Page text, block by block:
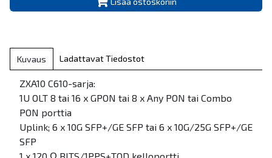
Kuvaus Ladattavat Tiedostot
ZXA10 C610-sarja:
1U OLT 8 tai 16 x GPON tai 8 x Any PON tai Combo
PON porttia
Uplink; 6 x 10G SFP+/GE SFP tai 6 x 10G/25G SFP+/GE
SFP